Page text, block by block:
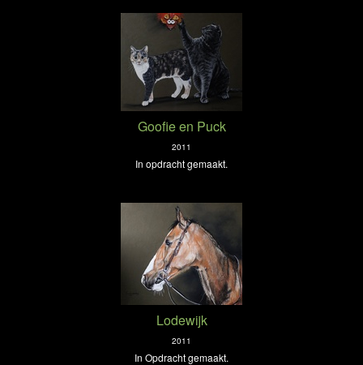
Goofie en Puck
2011
In opdracht gemaakt.
Lodewijk
2011
In Opdracht gemaakt.